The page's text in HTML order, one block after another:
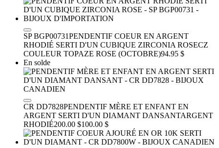
SP BGP00731PENDENTIF COEUR EN ARGENT
RHODIÉ SERTI D'UN CUBIQUE ZIRCONIA ROSECZ
COULEUR TOPAZE ROSE (OCTOBRE)94.95 $
En solde
CR DD7828PENDENTIF MÈRE ET ENFANT EN
ARGENT SERTI D'UN DIAMANT DANSANTARGENT
RHODIÉ200.00 $100.00 $